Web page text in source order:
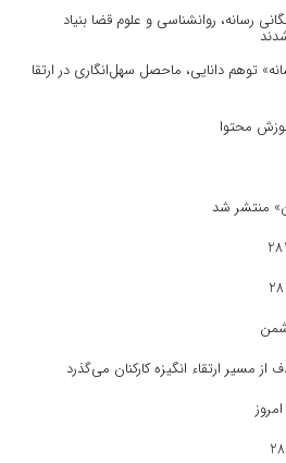
رسانه، روانشناسی و علوم قضا بنیاد
توهم دانایی، ماحصل سهل‌انگاری در ارتقا
محتوا
مسیر ارتقاء انگیزه کارکنان می‌گذرد